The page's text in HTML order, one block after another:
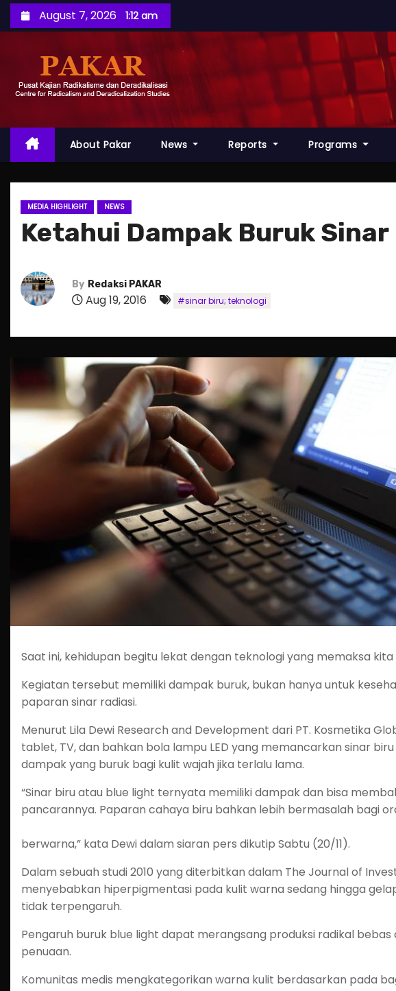
k
c
n
August 7, 2026 1:12 am
About Pakar News Reports Programs
MEDIA HIGHLIGHT NEWS
Ketahui Dampak Buruk
By Redaksi PAKAR
Aug 19, 2016 #sinar biru; teknologi
Saat ini, kehidupan begitu lekat dengan teknologi yang memaksa
Kegiatan tersebut memiliki dampak buruk, bukan hanya untuk
paparan sinar radiasi.
Menurut Lila Dewi Research and Development dari PT. Kosmetika
tablet, TV, dan bahkan bola lampu LED yang memancarkan sinar
dampak yang buruk bagi kulit wajah jika terlalu lama.
“Sinar biru atau blue light ternyata memiliki dampak dan bisa
pancarannya. Paparan cahaya biru bahkan lebih bermasalah bagi
berwarna,” kata Dewi dalam siaran pers dikutip Sabtu (20/11).
Dalam sebuah studi 2010 yang diterbitkan dalam The Journal of
menyebabkan hiperpigmentasi pada kulit warna sedang hingga
tidak terpengaruh.
Pengaruh buruk blue light dapat merangsang produksi radikal
penuaan.
Komunitas medis mengkategorikan warna kulit berdasarkan pada